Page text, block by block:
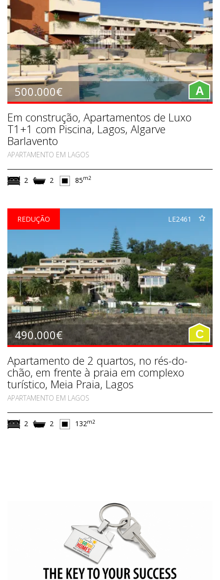
500.000€ A
Em construção, Apartamentos de Luxo
T1+1 com Piscina, Lagos, Algarve
Barlavento
APARTAMENTO EM LAGOS
2 2 85m2
LE2461
490.000€
REDUÇÃO
C
Apartamento de 2 quartos, no rés-do-
chão, em frente à praia em complexo
turístico, Meia Praia, Lagos
APARTAMENTO EM LAGOS
2 2 132m2